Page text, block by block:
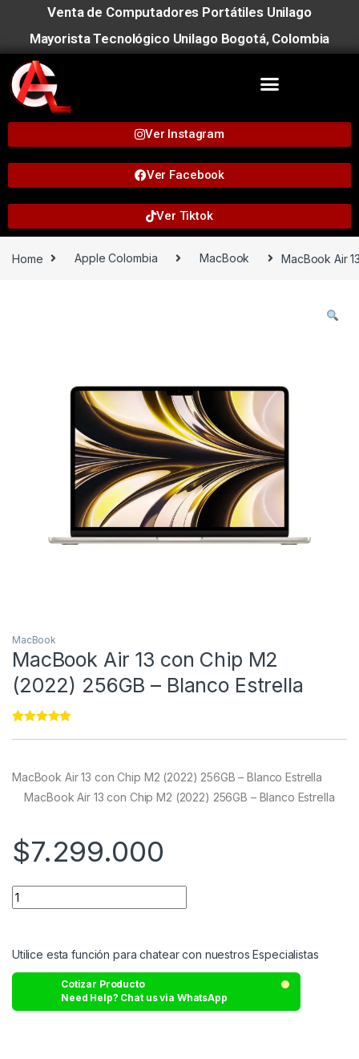
Venta de Computadores Portátiles Unilago
Mayorista Tecnológico Unilago Bogotá, Colombia
Ver Instagram
Ver Facebook
Ver Tiktok
Home Apple Colombia MacBook MacBook Air
MacBook
MacBook Air 13 con Chip M2
(2022) 256GB – Blanco Estrella
ratings
MacBook Air 13 con Chip M2 (2022) 256GB – Blanco Estrella
MacBook Air 13 con Chip M2 (2022) 256GB – Blanco Estrella
$7.299.000
Utilice esta función para chatear con nuestros Especialistas
Cotizar Producto
Need Help? Chat us via WhatsApp